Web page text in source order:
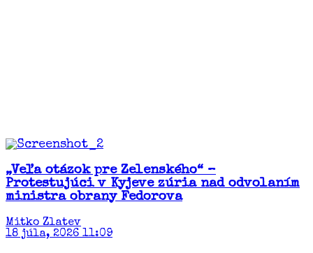
„Veľa otázok pre Zelenského“ –
Protestujúci v Kyjeve zúria nad odvolaním
ministra obrany Fedorova
Mitko Zlatev
18 júla, 2026 11:09